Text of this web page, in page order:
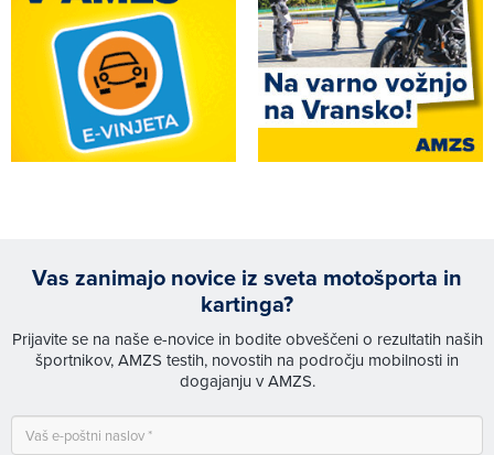
Vas zanimajo novice iz sveta motošporta in
kartinga?
Prijavite se na naše e-novice in bodite obveščeni o rezultatih naših
športnikov, AMZS testih, novostih na področju mobilnosti in
dogajanju v AMZS.